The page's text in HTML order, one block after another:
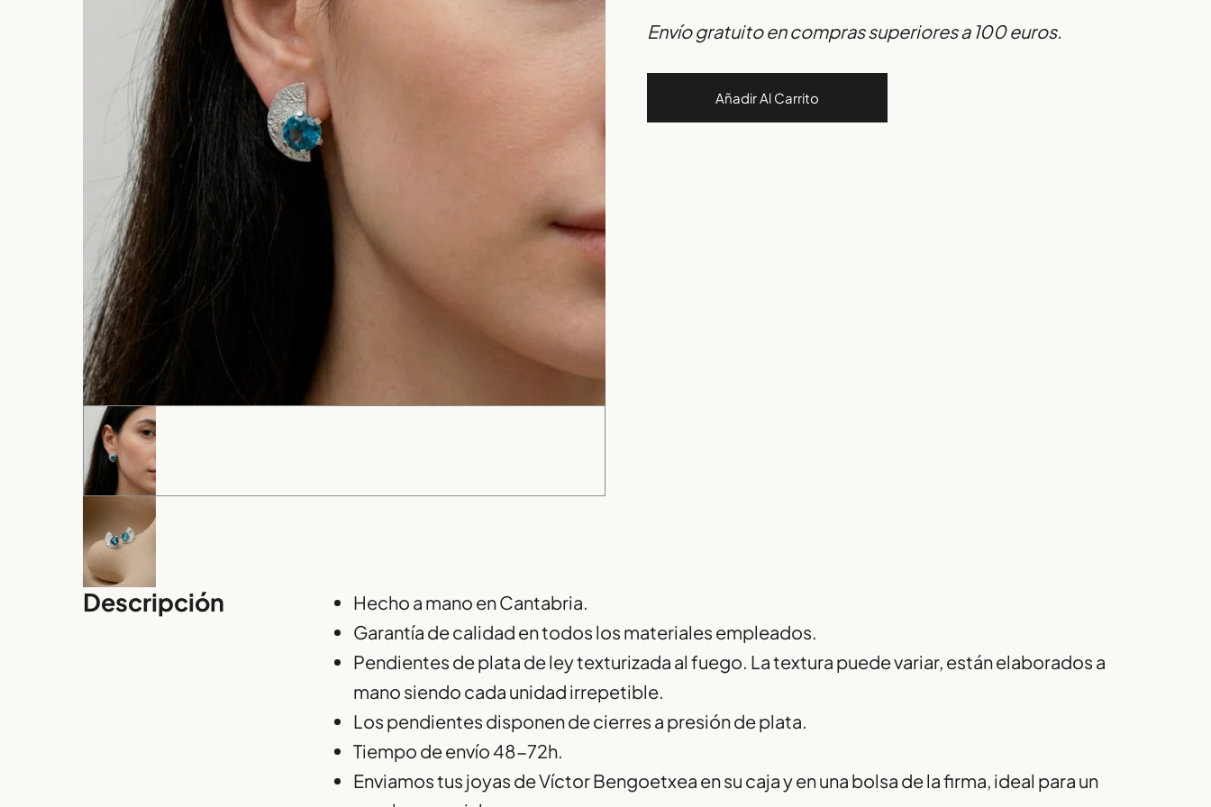
Envío gratuito en compras superiores a 100 euros.
Añadir Al Carrito
Descripción
Hecho a mano en Cantabria.
Garantía de calidad en todos los materiales empleados.
Pendientes de plata de ley texturizada al fuego. La textura puede variar, están elaborados a
mano siendo cada unidad irrepetible.
Los pendientes disponen de cierres a presión de plata.
Tiempo de envío 48-72h.
Enviamos tus joyas de Víctor Bengoetxea en su caja y en una bolsa de la firma, ideal para un